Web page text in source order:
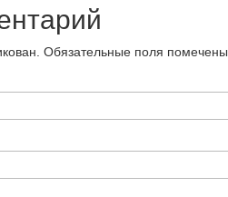
Обязательные поля помечены